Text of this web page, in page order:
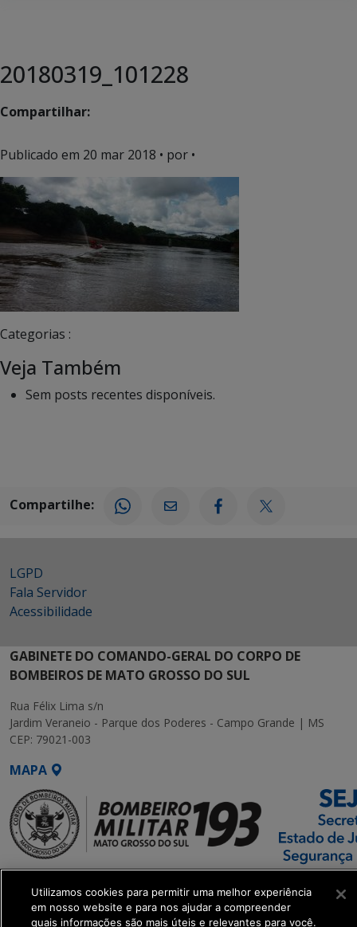
20180319_101228
Compartilhar:
Publicado em 20 mar 2018 • por •
Categorias :
Veja Também
Sem posts recentes disponíveis.
Compartilhe:
LGPD
Fala Servidor
Acessibilidade
GABINETE DO COMANDO-GERAL DO CORPO DE
BOMBEIROS DE MATO GROSSO DO SUL
Rua Félix Lima s/n
Jardim Veraneio - Parque dos Poderes - Campo Grande | MS
CEP: 79021-003
MAPA
SETDIG | Secretaria-
Executiva de
Transformação Digital
Utilizamos cookies para permitir uma melhor experiência
em nosso website e para nos ajudar a compreender
quais informações são mais úteis e relevantes para você.